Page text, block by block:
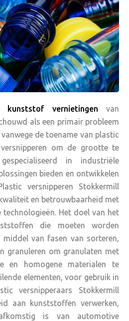
kunststof vernietingen van
als een primair probleem
de toename van plastic
om de grootte te
in industriële
bieden en ontwikkelen
versnipperen Stokkermill
en betrouwbaarheid met
technologieën. Het doel van het
die moeten worden
van fasen van sorteren,
granuleren om granulaten met
en homogene materialen te
elementen, voor gebruik in
versnipperaars Stokkermill
aan kunststoffen verwerken,
is van automotive